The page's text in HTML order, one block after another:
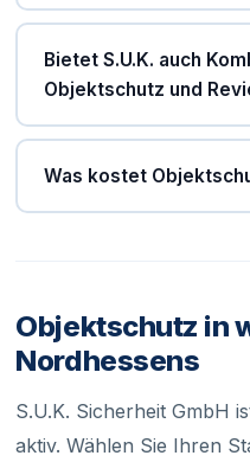
Bietet S.U.K. auch
Objektschutz und
Was kostet
Objektschutz in
Nordhessens
S.U.K. Sicherheit GmbH
aktiv. Wählen Sie Ihren